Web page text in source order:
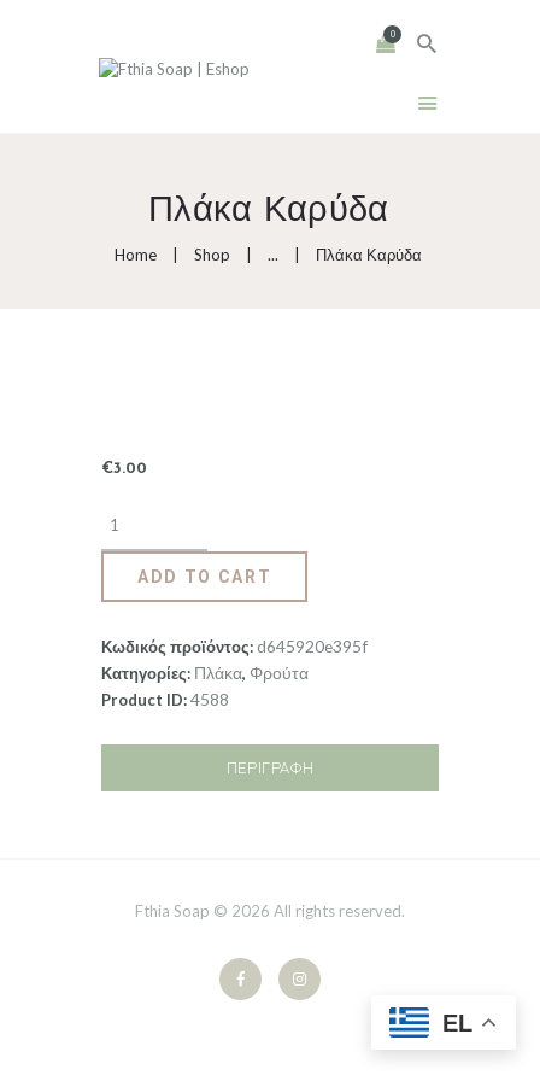
0
Πλάκα Καρύδα
Home Shop ... Πλάκα Καρύδα
€3.00
ADD TO CART
Κωδικός προϊόντος:d645920e395f
Κατηγορίες: Πλάκα, Φρούτα
Product ID:4588
ΠΕΡΙΓΡΑΦΉ
Fthia Soap © 2026 All rights reserved.
EL